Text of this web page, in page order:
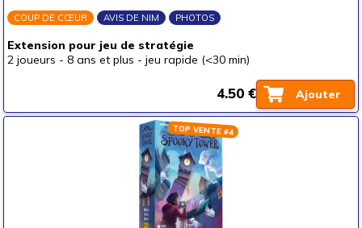
COUP DE CŒUR AVIS DE NIM PHOTOS
Extension pour jeu de stratégie
2 joueurs - 8 ans et plus - jeu rapide (<30 min)
Ajouter
4.50 €
TOP VENTE #4